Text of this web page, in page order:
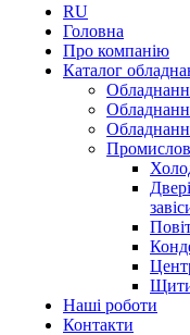
RU
Головна
Про компанію
Каталог
Наші роботи
Контакти